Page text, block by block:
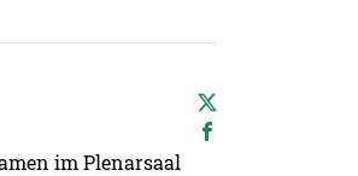
im Plenarsaal